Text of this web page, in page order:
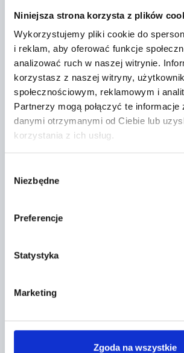
Niniejsza strona korzysta z plików
Wykorzystujemy pliki cookie do
i reklam, aby oferować funkcje
analizować ruch w naszej witrynie.
korzystasz z naszej witryny,
społecznościowym, reklamowym i
Partnerzy mogą połączyć te informacje
danymi otrzymanymi od Ciebie lub
korzystania z ich usług.
zgody
Niezbędne
Preferencje
Statystyka
Marketing
Zgoda na wszystkie
−